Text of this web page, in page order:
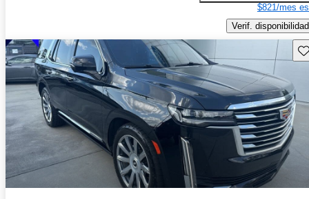
$821/mes
Verif. disponibilidad